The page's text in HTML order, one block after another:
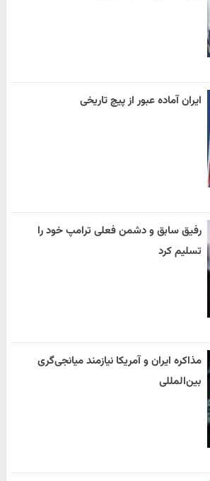
ایران آماده عبور از پیچ تاریخی
رفیق سابق و دشمن فعلی ترامپ خود را
تسلیم کرد
مذاکره ایران و آمریکا نیازمند میانجی‌گری
بین‌المللی